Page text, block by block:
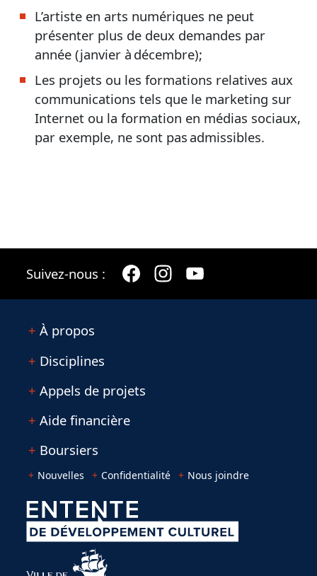
L’artiste en arts numériques ne peut
présenter plus de deux demandes par
année (janvier à décembre);
Les projets ou les formations relatives aux
communications tels que le marketing sur
Internet ou la formation en médias sociaux,
par exemple, ne sont pas admissibles.
Suivez-nous :
À propos
Disciplines
Appels de projets
Aide financière
Boursiers
Nouvelles Confidentialité Nous joindre